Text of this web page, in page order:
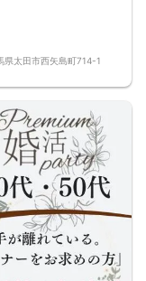
ます♪
し致します☆
)
さい♪
★
上げました！
県太田市西矢島町714-1